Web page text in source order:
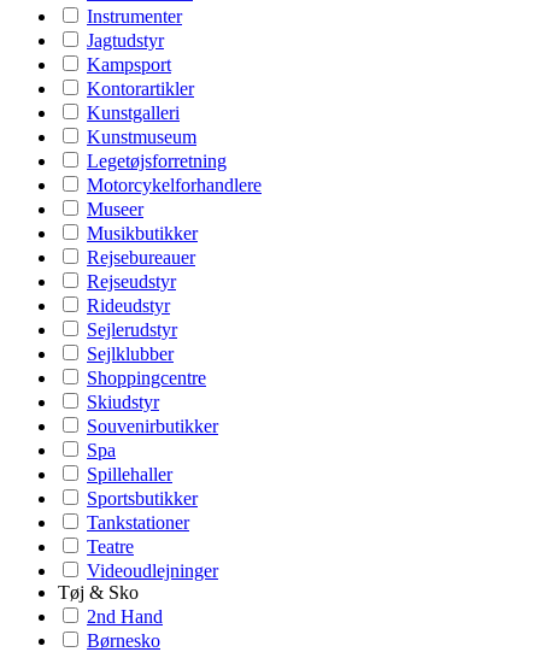
Instrumenter
Jagtudstyr
Kampsport
Kontorartikler
Kunstgalleri
Kunstmuseum
Legetøjsforretning
Motorcykelforhandlere
Museer
Musikbutikker
Rejsebureauer
Rejseudstyr
Rideudstyr
Sejlerudstyr
Sejlklubber
Shoppingcentre
Skiudstyr
Souvenirbutikker
Spa
Spillehaller
Sportsbutikker
Tankstationer
Teatre
Videoudlejninger
Tøj & Sko
2nd Hand
Børnesko